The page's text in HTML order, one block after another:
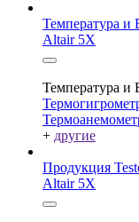
Температура и
Altair 5X
Температура и
+ другие
Продукция
Altair 5X